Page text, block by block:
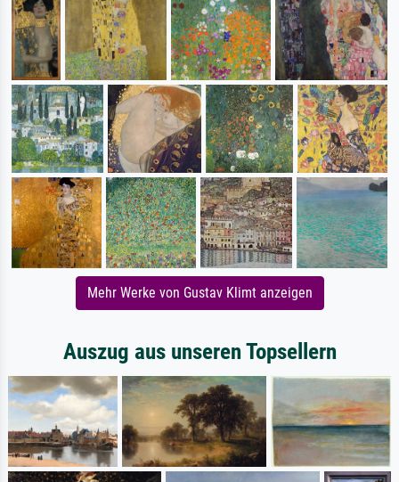
Mehr Werke von Gustav Klimt anzeigen
Auszug aus unseren Topsellern